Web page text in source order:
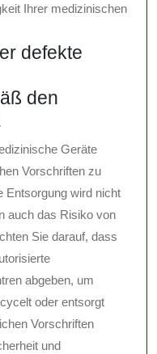
Ihrer medizinischen
defekte
den
Geräte
Vorschriften zu
Entsorgung wird nicht
auch das Risiko von
Sie darauf, dass
abgeben, um
oder entsorgt
Vorschriften
und